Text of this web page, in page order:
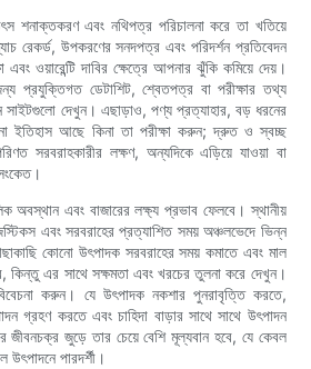
শনাক্তকরণ এবং নথিপত্র পরিচালনা করে তা খতিয়ে
রেকর্ড, উপকরণের সনদপত্র এবং পরিদর্শন প্রতিবেদন
এবং ওয়ারেন্টি দাবির ক্ষেত্রে আপনার ঝুঁকি কমিয়ে দেয়।
প্রযুক্তিগত ডেটাশিট, শ্বেতপত্র বা পরীক্ষার তথ্য
সাইটগুলো দেখুন। এছাড়াও, পণ্য প্রত্যাহার, বড় ধরনের
ইতিহাস আছে কিনা তা পরীক্ষা করুন; দ্রুত ও স্বচ্ছ
সরবরাহকারীর লক্ষণ, অন্যদিকে এড়িয়ে যাওয়া বা
অবস্থান এবং বাজারের লক্ষ্য প্রভাব ফেলবে। স্থানীয়
এবং সরবরাহের প্রত্যাশিত সময় অঞ্চলভেদে ভিন্ন
কোনো উৎপাদক সরবরাহের সময় কমাতে এবং মাল
কিন্তু এর সাথে সক্ষমতা এবং খরচের তুলনা করে দেখুন।
বিবেচনা করুন। যে উৎপাদক নকশার পুনরাবৃত্তি করতে,
গ্রহণ করতে এবং চাহিদা বাড়ার সাথে সাথে উৎপাদন
জীবনচক্র জুড়ে তার চেয়ে বেশি মূল্যবান হবে, যে কেবল
উৎপাদনে পারদর্শী।